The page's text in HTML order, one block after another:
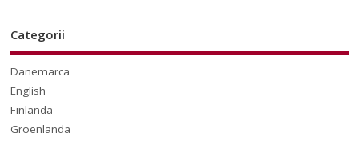
Categorii
Danemarca
English
Finlanda
Groenlanda